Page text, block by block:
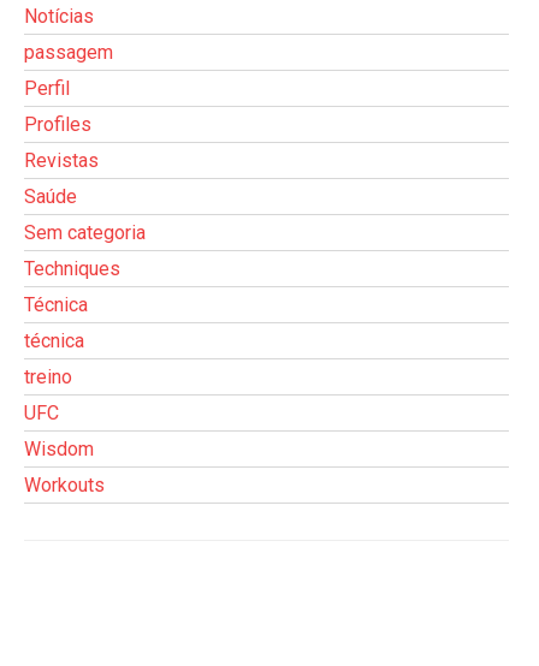
Notícias
passagem
Perfil
Profiles
Revistas
Saúde
Sem categoria
Techniques
Técnica
técnica
treino
UFC
Wisdom
Workouts